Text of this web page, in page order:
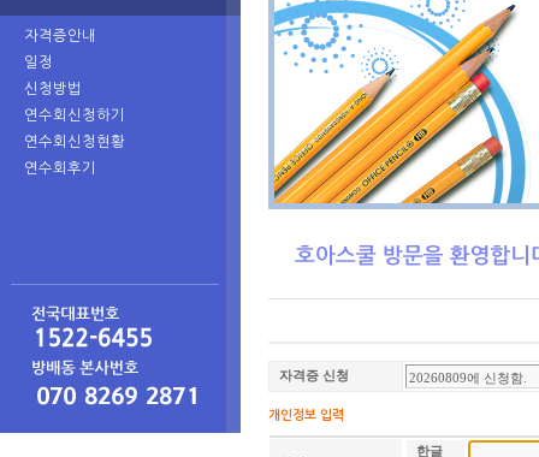
자격증안내
일정
신청방법
연수회신청하기
연수회신청현황
연수회후기
자격증 신청
개인정보 입력
한글